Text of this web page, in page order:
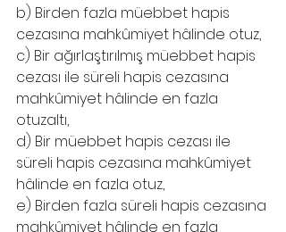
b) Birden fazla müebbet hapis
cezasına mahkûmiyet hâlinde otuz,
c) Bir ağırlaştırılmış müebbet hapis
cezası ile süreli hapis cezasına
mahkûmiyet hâlinde en fazla
otuzaltı,
d) Bir müebbet hapis cezası ile
süreli hapis cezasına mahkûmiyet
hâlinde en fazla otuz,
e) Birden fazla süreli hapis cezasına
mahkûmiyet hâlinde en fazla